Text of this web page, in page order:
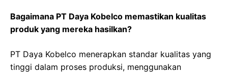
Bagaimana PT Daya Kobelco memastikan kualitas
produk yang mereka hasilkan?
PT Daya Kobelco menerapkan standar kualitas yang
tinggi dalam proses produksi, menggunakan